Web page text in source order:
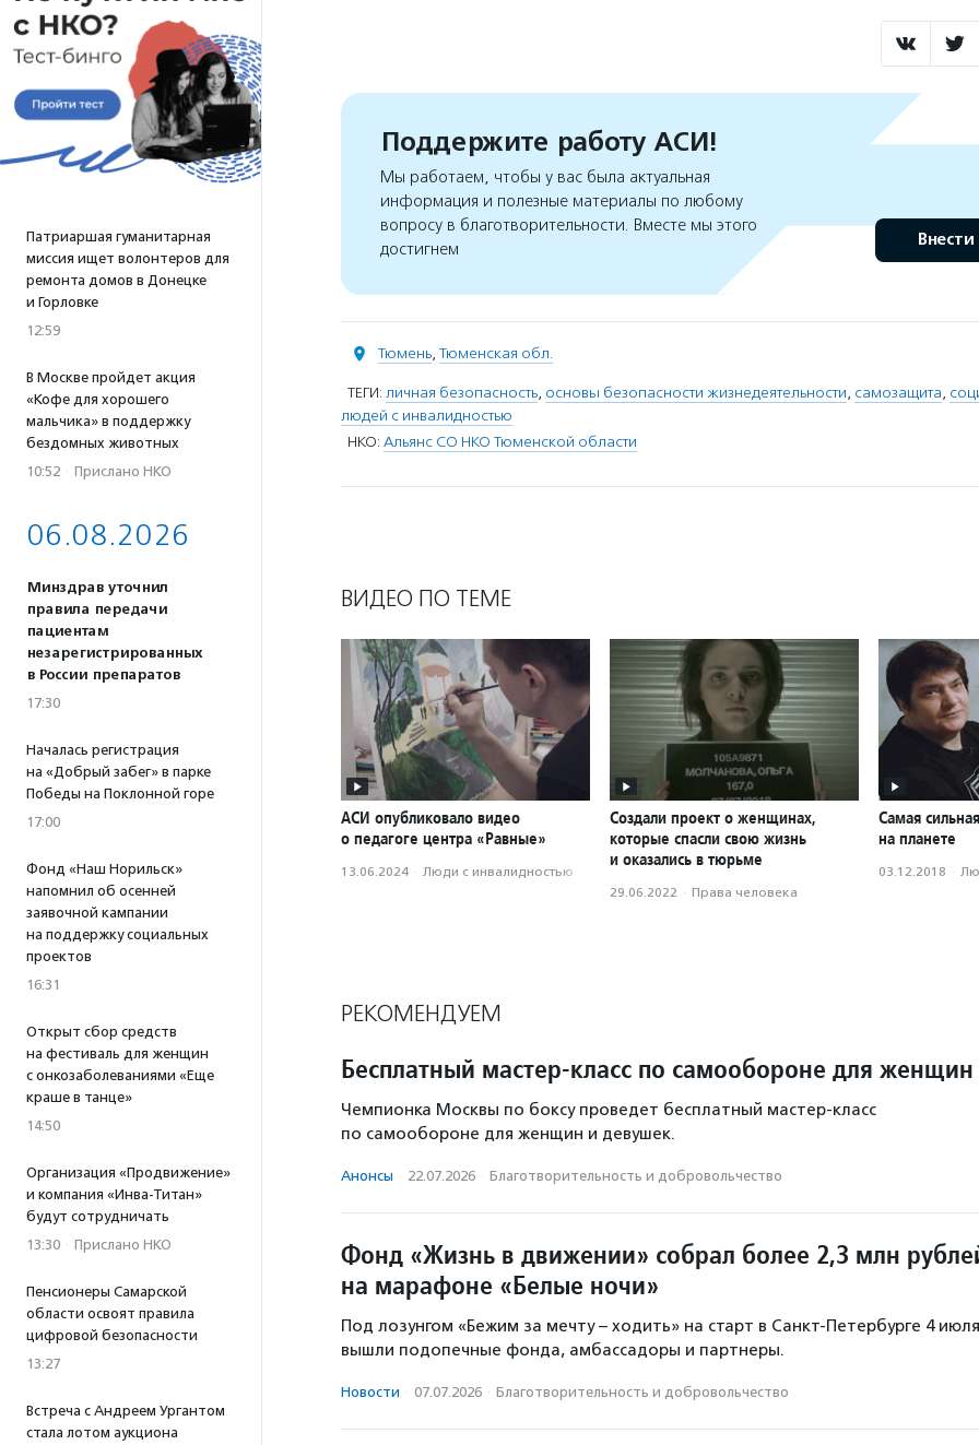
Патриаршая гуманитарная
миссия ищет волонтеров для
ремонта домов в Донецке
и Горловке
12:59
В Москве пройдет акция
«Кофе для хорошего
мальчика» в поддержку
бездомных животных
10:52 · Прислано НКО
06.08.2026
Минздрав уточнил
правила передачи
пациентам
незарегистрированных
в России препаратов
17:30
Началась регистрация
на «Добрый забег» в парке
Победы на Поклонной горе
17:00
Фонд «Наш Норильск»
напомнил об осенней
заявочной кампании
на поддержку социальных
проектов
16:31
Открыт сбор средств
на фестиваль для женщин
с онкозаболеваниями «Еще
краше в танце»
14:50
Организация «Продвижение»
и компания «Инва-Титан»
будут сотрудничать
13:30 · Прислано НКО
Пенсионеры Самарской
области освоят правила
цифровой безопасности
13:27
Встреча с Андреем Ургантом
стала лотом аукциона
Поддержите работу АСИ!
Мы работаем, чтобы у вас была актуальная
информация и полезные материалы по любому
вопросу в благотворительности. Вместе мы этого
достигнем
Внести
Тюмень, Тюменская обл.
ТЕГИ: личная безопасность, основы безопасности жизнедеятельности, самозащита,
людей с инвалидностью
НКО: Альянс СО НКО Тюменской области
ВИДЕО ПО ТЕМЕ
АСИ опубликовало видео
о педагоге центра «Равные»
13.06.2024 · Люди с инвалидностью
Создали проект о женщинах,
которые спасли свою жизнь
и оказались в тюрьме
29.06.2022 · Права человека
Самая
на планете
03.12.2018 ·
РЕКОМЕНДУЕМ
Бесплатный мастер-класс по самообороне для женщин
Чемпионка Москвы по боксу проведет бесплатный мастер-класс
по самообороне для женщин и девушек.
Анонсы · 22.07.2026 · Благотвори­тель­ность и доброволь­чест­во
Фонд «Жизнь в движении» собрал более 2,3 млн
на марафоне «Белые ночи»
Под лозунгом «Бежим за мечту – ходить» на старт в Санкт-Петербурге 4 июля
вышли подопечные фонда, амбассадоры и партнеры.
Новости · 07.07.2026 · Благотвори­тель­ность и доброволь­чест­во